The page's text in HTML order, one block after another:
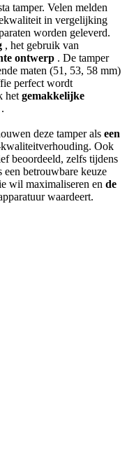
tamper. Velen melden
in vergelijking
worden geleverd.
, het gebruik van
ontwerp . De tamper
maten (51, 53, 58 mm)
perfect wordt
het gemakkelijke
.
deze tamper als een
Ook
beoordeeld, zelfs tijdens
een betrouwbare keuze
wil maximaliseren en de
waardeert.